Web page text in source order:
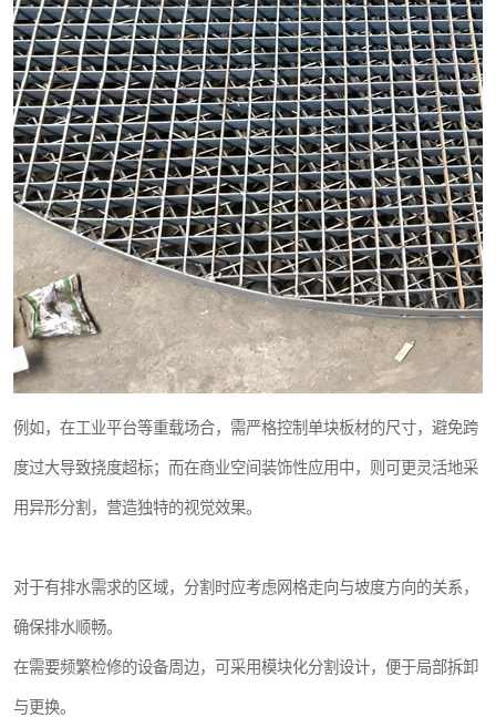
例如，在工业平台等重载场合，需严格控制单块板材的尺寸，避免跨
度过大导致挠度超标；而在商业空间装饰性应用中，则可更灵活地采
用异形分割，营造独特的视觉效果。
对于有排水需求的区域，分割时应考虑网格走向与坡度方向的关系，
确保排水顺畅。
在需要频繁检修的设备周边，可采用模块化分割设计，便于局部拆卸
与更换。